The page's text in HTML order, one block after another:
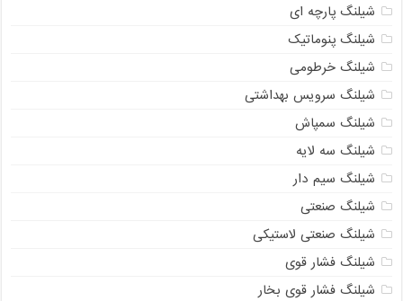
شیلنگ پارچه ای
شیلنگ پنوماتیک
شیلنگ خرطومی
شیلنگ سرویس بهداشتی
شیلنگ سمپاش
شیلنگ سه لایه
شیلنگ سیم دار
شیلنگ صنعتی
شیلنگ صنعتی لاستیکی
شیلنگ فشار قوی
شیلنگ فشار قوی بخار